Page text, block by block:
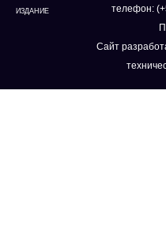
ИЗДАНИЕ
телефон:
Сайт